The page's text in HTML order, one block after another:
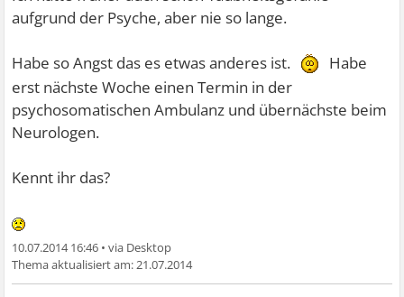
aufgrund der Psyche, aber nie so lange.
Habe so Angst das es etwas anderes ist.
Habe
erst nächste Woche einen Termin in der
psychosomatischen Ambulanz und übernächste beim
Neurologen.
Kennt ihr das?
10.07.2014 16:46 •
21.07.2014